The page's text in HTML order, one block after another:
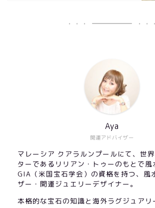
開運アドバイザー
Aya
マレーシア クアラルンプールにて、世
ターであるリリアン・トゥーのもとで風
GIA（米国宝石学会）の資格を持つ、風
ザー・開運ジュエリーデザイナー。
本格的な宝石の知識と海外ラグジュアリ